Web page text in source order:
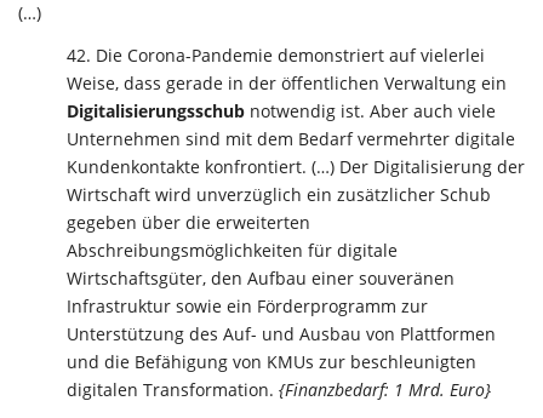
(…)
Die Corona-Pandemie demonstriert auf vielerlei
Weise, dass gerade in der öffentlichen Verwaltung ein
Digitalisierungsschub notwendig ist. Aber auch viele
Unternehmen sind mit dem Bedarf vermehrter digitale
Kundenkontakte konfrontiert. (…) Der Digitalisierung der
Wirtschaft wird unverzüglich ein zusätzlicher Schub
gegeben über die erweiterten
Abschreibungsmöglichkeiten für digitale
Wirtschaftsgüter, den Aufbau einer souveränen
Infrastruktur sowie ein Förderprogramm zur
Unterstützung des Auf- und Ausbau von Plattformen
und die Befähigung von KMUs zur beschleunigten
digitalen Transformation. {Finanzbedarf: 1 Mrd. Euro}